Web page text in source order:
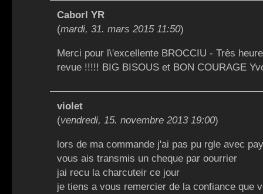
Caborl YR
(mardi, 31. mars 2015 11:50)
Merci pour l\'excellente BROCCIU - Très
revue !!!!! BIG BISOUS et BON COURAGE
violet
(vendredi, 15. novembre 2013 19:00)
lors de ma commande j'ai pas pu rgle avec
vous ais transmis un cheque par oourrier
jai recu la charcuteir ce jour
je tiens a vous remercier de la confiance que